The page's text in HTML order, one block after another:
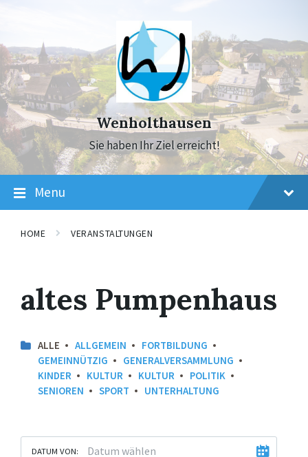
navigation
Wenholthausen
Sie haben Ihr Ziel erreicht!
Menu
HOME VERANSTALTUNGEN
altes Pumpenhaus
ALLE ALLGEMEIN
FORTBILDUNG
GEMEINNÜTZIG
GENERALVERSAMMLUNG
KINDER
KULTUR KULTUR
POLITIK
SENIOREN
SPORT UNTERHALTUNG
DATUM VON: